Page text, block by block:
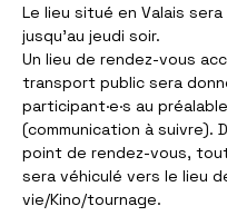
Le lieu situé en Valais
jusqu’au jeudi soir.
Un lieu de rendez-vous
transport public sera
participant·e·s au préalable
(communication à suivre).
point de rendez-vous,
sera véhiculé vers le lieu
vie/Kino/tournage.